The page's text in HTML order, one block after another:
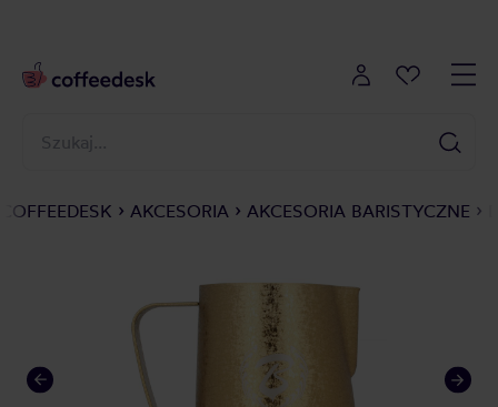
COFFEEDESK AKCESORIA AKCESORIA BARISTYCZNE